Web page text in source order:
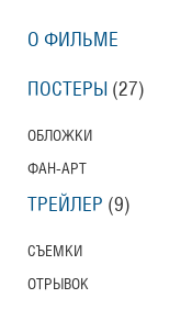
О ФИЛЬМЕ
ПОСТЕРЫ (27)
ОБЛОЖКИ
ФАН-АРТ
ТРЕЙЛЕР (9)
СЪЕМКИ
ОТРЫВОК